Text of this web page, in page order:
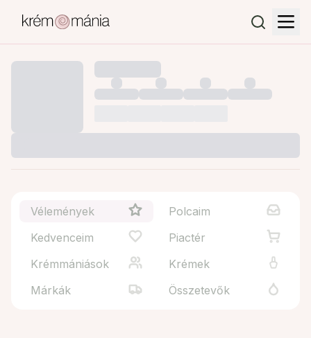
Vélemények
Polcaim
Kedvenceim
Piactér
Krémmániások
Krémek
Márkák
Összetevők